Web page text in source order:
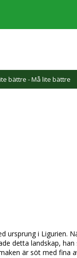
bättre - Må lite bättre
ursprung i Ligurien.
detta landskap,
är söt med fina